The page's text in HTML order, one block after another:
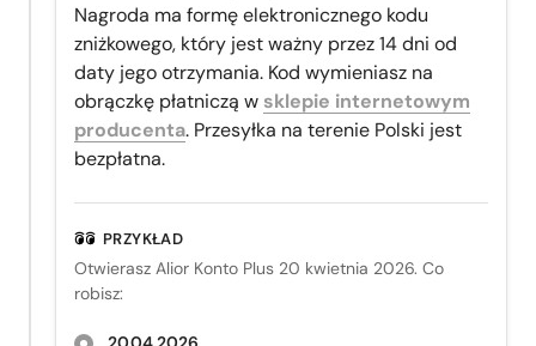
Nagroda ma formę elektronicznego kodu
zniżkowego, który jest ważny przez 14 dni od
daty jego otrzymania. Kod wymieniasz na
obrączkę płatniczą w sklepie internetowym
producenta. Przesyłka na terenie Polski jest
bezpłatna.
PRZYKŁAD
Otwierasz Alior Konto Plus 20 kwietnia 2026. Co
robisz: